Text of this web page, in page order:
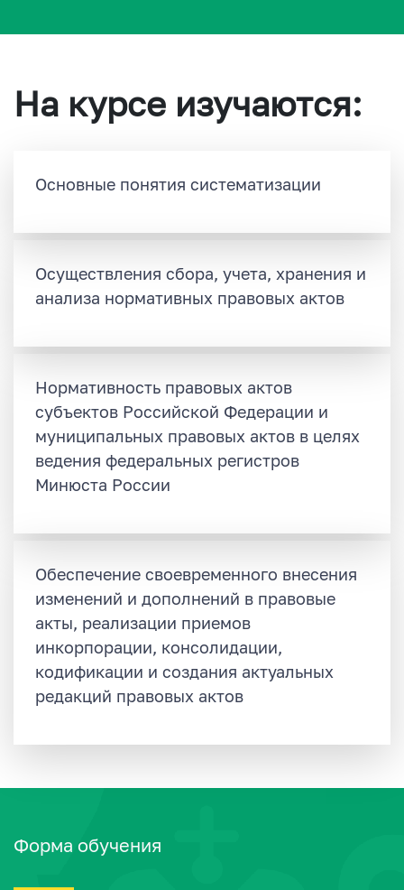
На курсе изучаются:
Основные понятия систематизации
Осуществления сбора, учета, хранения и
анализа нормативных правовых актов
Нормативность правовых актов
субъектов Российской Федерации и
муниципальных правовых актов в целях
ведения федеральных регистров
Минюста России
Обеспечение своевременного внесения
изменений и дополнений в правовые
акты, реализации приемов
инкорпорации, консолидации,
кодификации и создания актуальных
редакций правовых актов
Форма обучения